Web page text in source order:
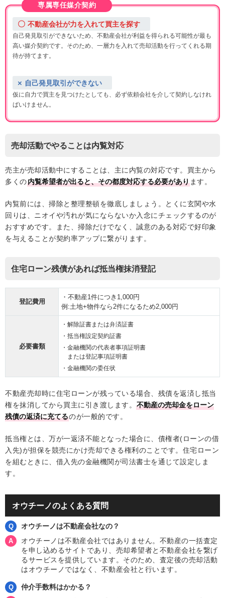
専属専任媒介契約
不動産会社が力を入れて買主を探す
自己発見取引ができないため、不動産会社が利益を得られる可能性が最も
高い媒介契約です。そのため、一層力を入れて売却活動を行ってくれる期
待が持てます。
自己発見取引ができない
仮に自力で買主を見つけたとしても、必ず依頼会社を介して契約しなけれ
ばいけません。
売却活動でやることは内覧対応
売主が売却活動中にすることは、主に内覧の対応です。買主から
多くの内覧希望者が出ると、その都度対応する必要があります。
内覧前には、掃除と整理整頓を徹底しましょう。とくに玄関や水
回りは、ニオイや汚れが気にならないか入念にチェックするのが
おすすめです。また、掃除だけでなく、誠意のある対応で好印象
を与えることが契約率アップに繋がります。
住宅ローン残債があれば抵当権抹消登記
登記費用
・不動産1件につき1,000円
例:土地+物件なら2件になるため2,000円
必要書類
・解除証書または弁済証書
・抵当権設定契約証書
・金融機関の代表者事項証明書
または登記事項証明書
・金融機関の委任状
不動産売却時に住宅ローンが残っている場合、残債を返済し抵当
権を抹消してから買主に引き渡します。 不動産の売却金をローン
残債の返済に充てるのが一般的です。
抵当権とは、万が一返済不能となった場合に、債権者(ローンの借
入先)が担保を競売にかけ売却できる権利のことです。住宅ローン
を組むときに、借入先の金融機関が司法書士を通じて設定しま
す。
オウチーノのよくある質問
オウチーノは不動産会社なの？
オウチーノは不動産会社ではありません。不動産の一括査定
を申し込めるサイトであり、売却希望者と不動産会社を繋げ
るサービスを提供しています。そのため、査定後の売却活動
はオウチーノではなく、不動産会社と行います。
仲介手数料はかかる？